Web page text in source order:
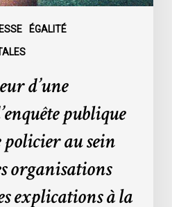
ÉGALITÉ
d’une
publique
au sein
organisations
explications à la